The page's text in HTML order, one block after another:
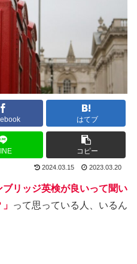
はてブ
コピー
2024.03.15 2023.03.20
ブリッジ英検が良いって聞い
って思っている人、いるん